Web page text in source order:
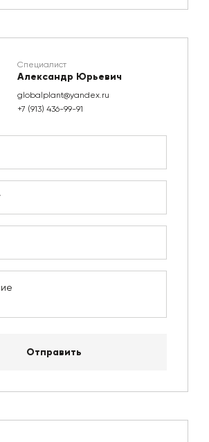
Специалист
Александр Юрьевич
globalplant@yandex.ru
+7 (913) 436-99-91
Отправить